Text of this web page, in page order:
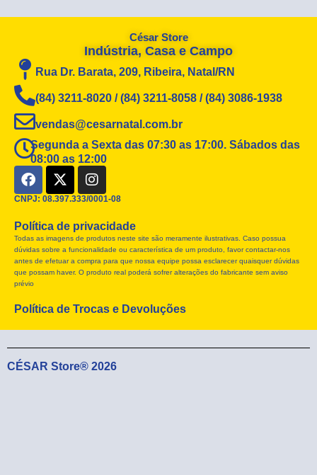
César Store
Indústria, Casa e Campo
Rua Dr. Barata, 209, Ribeira, Natal/RN
(84) 3211-8020 / (84) 3211-8058 / (84) 3086-1938
vendas@cesarnatal.com.br
Segunda a Sexta das 07:30 as 17:00. Sábados das
08:00 as 12:00
F
a
c
b
o
o
k
X
-
t
i
t
t
e
I
n
s
a
g
r
a
CNPJ: 08.397.333/0001-08
Política de privacidade
Todas as imagens de produtos neste site são meramente ilustrativas. Caso possua
dúvidas sobre a funcionalidade ou característica de um produto, favor contactar-nos
antes de efetuar a compra para que nossa equipe possa esclarecer quaisquer dúvidas
que possam haver. O produto real poderá sofrer alterações do fabricante sem aviso
prévio
Política de Trocas e Devoluções
CÉSAR Store® 2026